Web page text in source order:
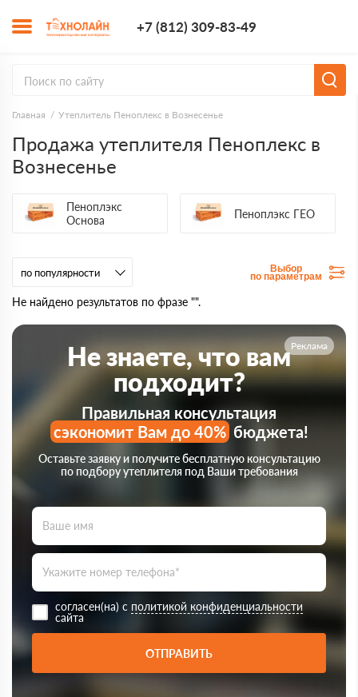
+7 (812) 309-83-49
Главная Утеплитель Пеноплекс в Вознесенье
Продажа утеплителя Пеноплекс в
Вознесенье
Пеноплэкс
Основа
Пеноплэкс ГЕО
Выбор
по параметрам
Не найдено результатов по фразе "".
Реклама
Не знаете, что вам
подходит?
Правильная консультация
сэкономит Вам до 40%бюджета!
Оставьте заявку и получите бесплатную консультацию
по подбору утеплителя под Ваши требования
согласен(на) с политикой конфиденциальности
сайта
ОТПРАВИТЬ